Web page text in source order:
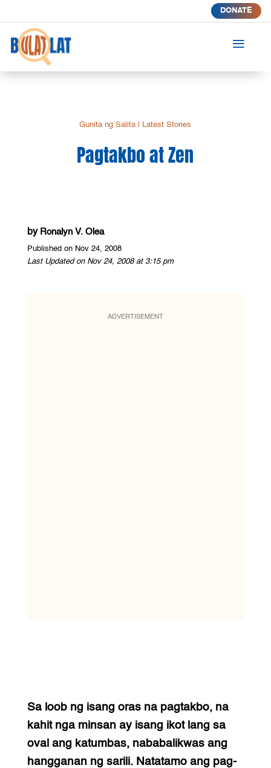
DONATE
a
Gunita ng Salita Latest Stories
Pagtakbo at Zen
by Ronalyn V. Olea
Published on Nov 24, 2008
Last Updated on Nov 24, 2008 at 3:15 pm
ADVERTISEMENT
Sa loob ng isang oras na pagtakbo, na
kahit nga minsan ay isang ikot lang sa
oval ang katumbas, nababalikwas ang
hangganan ng sarili. Natatamo ang pag-